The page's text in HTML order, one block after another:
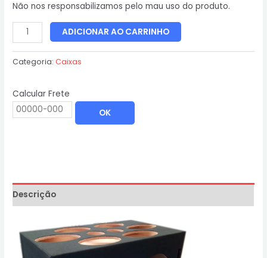
Não nos responsabilizamos pelo mau uso do produto.
ADICIONAR AO CARRINHO
Categoria:Caixas
Calcular Frete
OK
Descrição